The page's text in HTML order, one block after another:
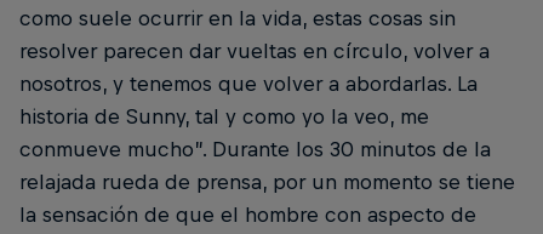
como suele ocurrir en la vida, estas cosas sin
resolver parecen dar vueltas en círculo, volver a
nosotros, y tenemos que volver a abordarlas. La
historia de Sunny, tal y como yo la veo, me
conmueve mucho”. Durante los 30 minutos de la
relajada rueda de prensa, por un momento se tiene
la sensación de que el hombre con aspecto de